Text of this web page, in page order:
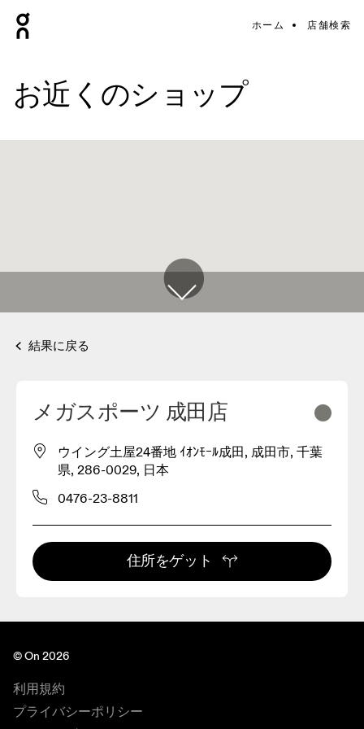
ホーム 店舗検索
お近くのショップ
結果に戻る
メガスポーツ 成田店
ウイング土屋24番地 ｲｵﾝﾓｰﾙ成田, 成田市, 千葉
県, 286-0029, 日本
0476-23-8811
住所をゲット
© On 2026
利用規約
プライバシーポリシー